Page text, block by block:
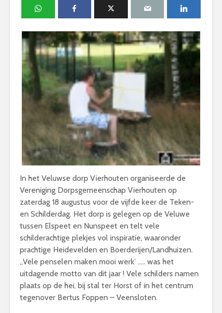
In het Veluwse dorp Vierhouten organiseerde de
Vereniging Dorpsgemeenschap Vierhouten op
zaterdag 18 augustus voor de vijfde keer de Teken-
en Schilderdag. Het dorp is gelegen op de Veluwe
tussen Elspeet en Nunspeet en telt vele
schilderachtige plekjes vol inspiratie, waaronder
prachtige Heidevelden en Boerderijen/Landhuizen.
,,Vele penselen maken mooi werk’ ….. was het
uitdagende motto van dit jaar ! Vele schilders namen
plaats op de hei, bij stal ter Horst of in het centrum
tegenover Bertus Foppen – Veensloten.